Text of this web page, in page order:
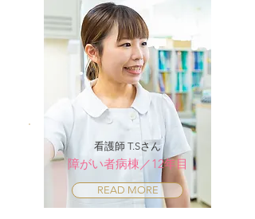
看護師 T.Sさん
障がい者病棟／12年目
READ MORE